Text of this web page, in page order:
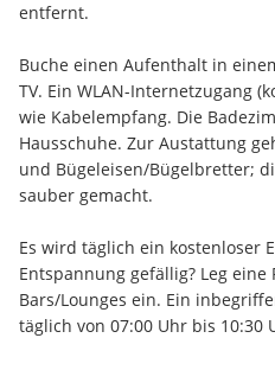
entfernt.
Buche einen Aufenthalt in
TV. Ein WLAN-Internetzugang
wie Kabelempfang. Die
Hausschuhe. Zur Austattung
und Bügeleisen/Bügelbretter;
sauber gemacht.
Es wird täglich ein kostenloser
Entspannung gefällig? Leg eine
Bars/Lounges ein. Ein
täglich von 07:00 Uhr bis 10:30